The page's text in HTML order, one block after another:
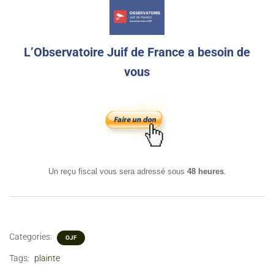
L’Observatoire Juif de France a besoin de
vous
Un reçu fiscal vous sera adressé sous 48 heures.
Categories: OJF
Tags: plainte